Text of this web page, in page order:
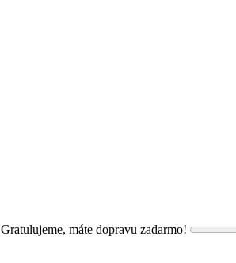
Gratulujeme, máte dopravu zadarmo!